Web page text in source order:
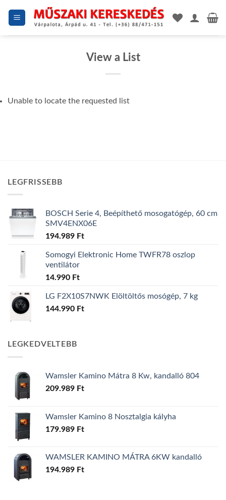
View a List
Unable to locate the requested list
LEGFRISSEBB
BOSCH Serie 4, Beépíthető mosogatógép, 60 cm
SMV4ENX06E
194.989 Ft
Somogyi Elektronic Home TWFR78 oszlop
ventilátor
14.990 Ft
LG F2X10S7NWK Elöltöltős mosógép, 7 kg
144.990 Ft
LEGKEDVELTEBB
Wamsler Kamino Mátra 8 Kw, kandalló 804
209.989 Ft
Wamsler Kamino 8 Nosztalgia kályha
179.989 Ft
WAMSLER KAMINO MÁTRA 6KW kandalló
194.989 Ft